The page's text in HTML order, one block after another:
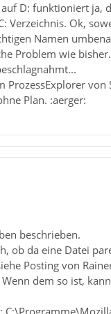
D: funktioniert
Verzeichnis. Ok,
Namen
Problem wie
Plan. :aerger:
beschrieben.
ob da eine Datei
Posting von
dem so ist,